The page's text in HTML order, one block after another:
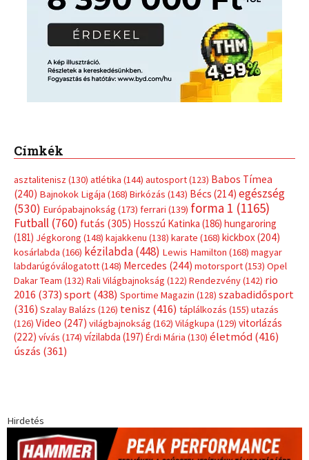
Címkék
asztalitenisz (130) atlétika (144) autosport(123) Babos Tímea
(240) Bajnokok Ligája (168) Birkózás (143) Bécs (214) egészség
(530) Európabajnokság (173) ferrari (139) forma 1 (1165)
Futball (760) futás (305) Hosszú Katinka (186) hungaroring
(181) Jégkorong (148) kajakkenu (138) karate (168) kickbox(204)
kosárlabda (166) kézilabda(448) Lewis Hamilton (168) magyar
labdarúgóválogatott(148) Mercedes (244) motorsport(153) Opel
Dakar Team (132) Rali Világbajnokság (122) Rendezvény(142) rio
2016 (373) sport(438) Sportime Magazin (128) szabadidősport
(316) Szalay Balázs (126) tenisz (416) táplálkozás (155) utazás
(126) Video (247) világbajnokság (162) Világkupa (129) vitorlázás
(222) vívás (174) vízilabda (197) Érdi Mária (130) életmód(416)
úszás (361)
Hirdetés